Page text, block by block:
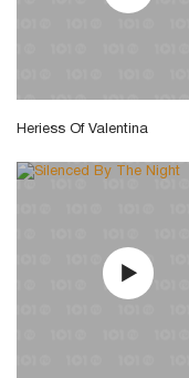
Heriess Of Valentina